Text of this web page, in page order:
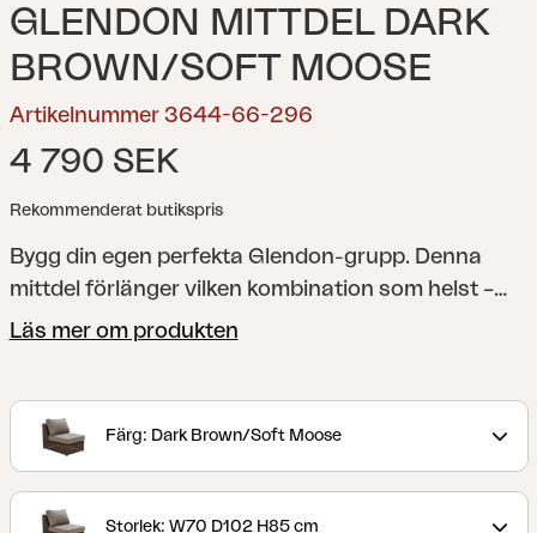
GLENDON MITTDEL DARK
BROWN/SOFT MOOSE
Artikelnummer 3644-66-296
4 790 SEK
Rekommenderat butikspris
Bygg din egen perfekta Glendon-grupp. Denna
mittdel förlänger vilken kombination som helst –
med vattenavvisande TPU-liner.
vill koppla av länge. Tack vare de olika delarna kan
du komponera just den grupp som passar din
hemmet utåt.
Läs mer om produkten
Färg: Dark Brown/Soft Moose
Storlek: W70 D102 H85 cm